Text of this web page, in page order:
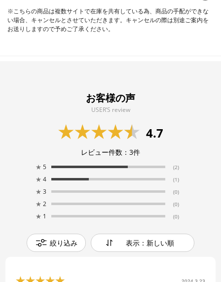
※こちらの商品は複数サイトで在庫を共有している為、商品の手配ができな
い場合、キャンセルとさせていただきます。キャンセルの際は別途ご案内を
お送りしますので予めご了承ください。
お客様の声
USER’S review
4.7
レビュー件数： 3件
★ 5 (2)
★ 4 (1)
★ 3 (0)
★ 2 (0)
★ 1 (0)
絞り込み 表示：新しい順